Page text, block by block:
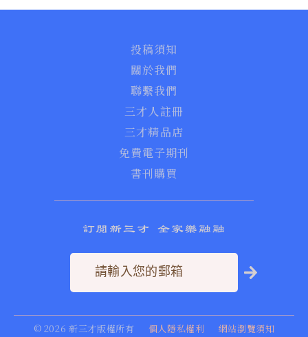
投稿須知
關於我們
聯繫我們
三才人註冊
三才精品店
免費電子期刊
書刊購買
訂閱新三才 全家樂融融
© 2026 新三才版權所有 個人隱私權利 網站瀏覽須知